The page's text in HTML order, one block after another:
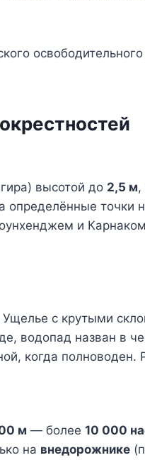
высотой до 2,5 м
определённые точки
и
с крутыми
водопад назван в
когда
м — более 10 000
на внедорожнике